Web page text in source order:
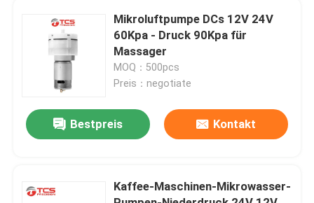
Qualitätskontrolle
Kontakt mit uns
Neuigkeiten
Blog
Mikroluftpumpe DCs 12V 24V
60Kpa - Druck 90Kpa für
Massager
MOQ：500pcs
Preis：negotiate
Bestpreis Kontakt
Kaffee-Maschinen-Mikrowasser-